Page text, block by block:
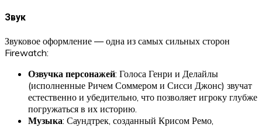
Звук
Звуковое оформление — одна из самых сильных сторон
Firewatch:
Озвучка персонажей: Голоса Генри и Делайлы
(исполненные Ричем Соммером и Сисси Джонс) звучат
естественно и убедительно, что позволяет игроку глубже
погружаться в их историю.
Музыка: Саундтрек, созданный Крисом Ремо,